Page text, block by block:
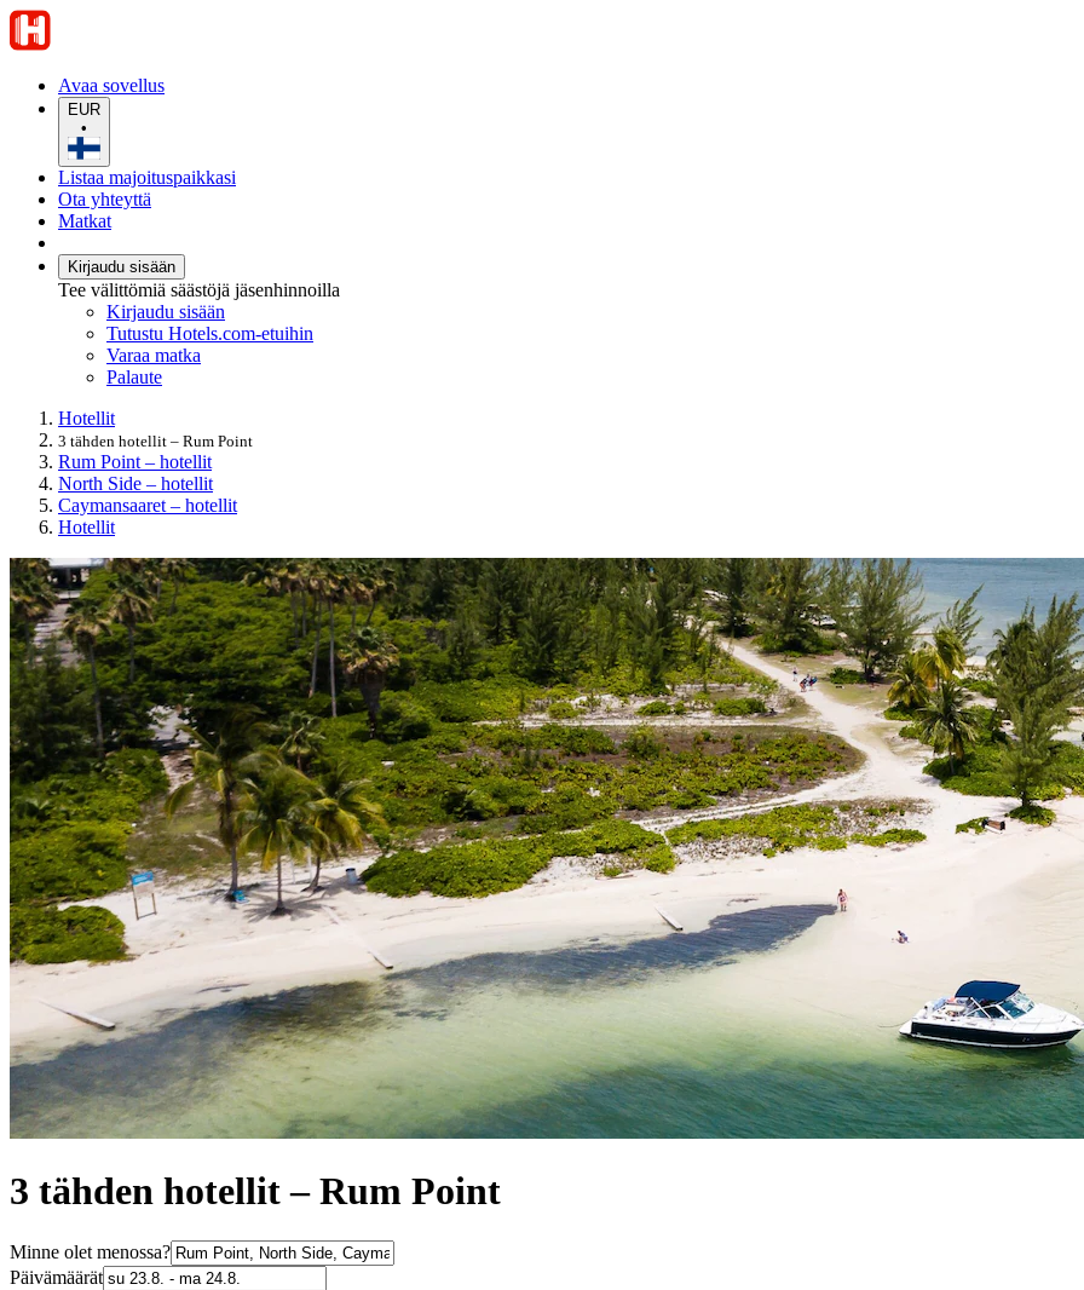
Avaa sovellus
EUR
•
Listaa majoituspaikkasi
Ota yhteyttä
Matkat
Kirjaudu sisään
Tee välittömiä säästöjä jäsenhinnoilla
Kirjaudu sisään
Tutustu Hotels.com-etuihin
Varaa matka
Palaute
Hotellit
3 tähden hotellit – Rum Point
Rum Point – hotellit
North Side – hotellit
Caymansaaret – hotellit
Hotellit
3 tähden hotellit – Rum Point
Minne olet menossa?
Päivämäärät